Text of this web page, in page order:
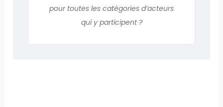
pour toutes les catégories d’acteurs
qui y participent ?